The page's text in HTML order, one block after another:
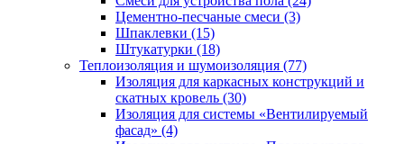
Цементно-песчаные смеси (3)
Шпаклевки (15)
Штукатурки (18)
Теплоизоляция и шумоизоляция (77)
Изоляция для каркасных конструкций и
скатных кровель (30)
Изоляция для системы «Вентилируемый
фасад» (4)